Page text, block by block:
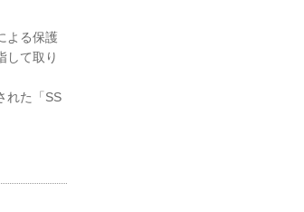
よる保護
して取り
れた「SS